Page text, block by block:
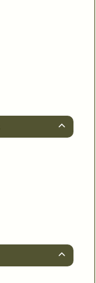

